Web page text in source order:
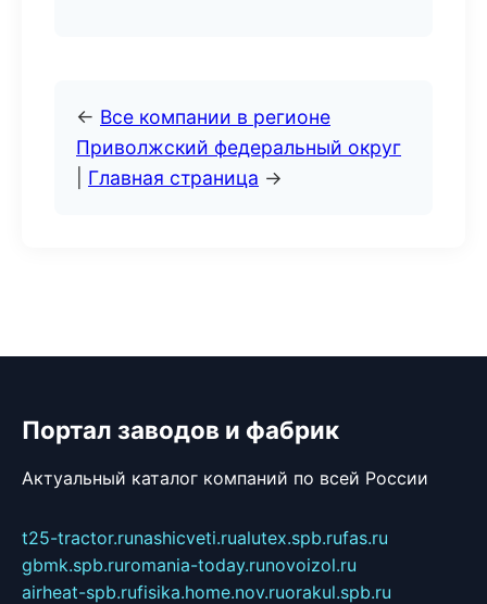
← Все компании в регионе
Приволжский федеральный округ
Главная страница →
Портал заводов и фабрик
Актуальный каталог компаний по всей России
t25-tractor.runashicveti.rualutex.spb.rufas.ru
gbmk.spb.ruromania-today.runovoizol.ru
airheat-spb.rufisika.home.nov.ruorakul.spb.ru